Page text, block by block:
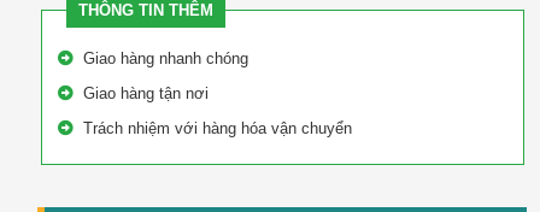
THÔNG TIN THÊM
Giao hàng nhanh chóng
Giao hàng tận nơi
Trách nhiệm với hàng hóa vận chuyển